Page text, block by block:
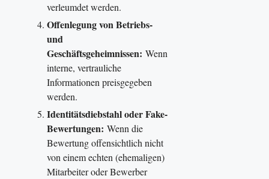
verleumdet werden.
Offenlegung von Betriebs-
und
Geschäftsgeheimnissen: Wenn
interne, vertrauliche
Informationen preisgegeben
werden.
Identitätsdiebstahl oder Fake-
Bewertungen: Wenn die
Bewertung offensichtlich nicht
von einem echten (ehemaligen)
Mitarbeiter oder Bewerber